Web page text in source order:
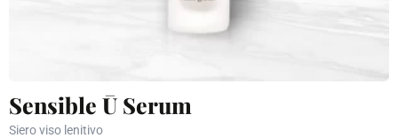
Sensible Ū Serum
Siero viso lenitivo